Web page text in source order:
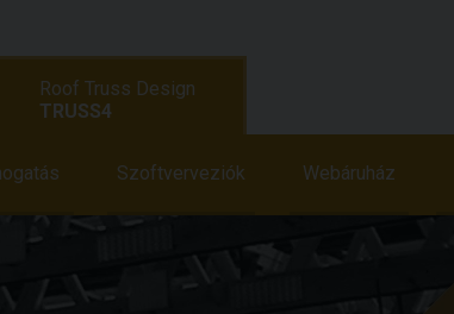
Támogatás Hírek Webáruház
Roof Truss Design
TRUSS4
Szoftverveziók Webáruház